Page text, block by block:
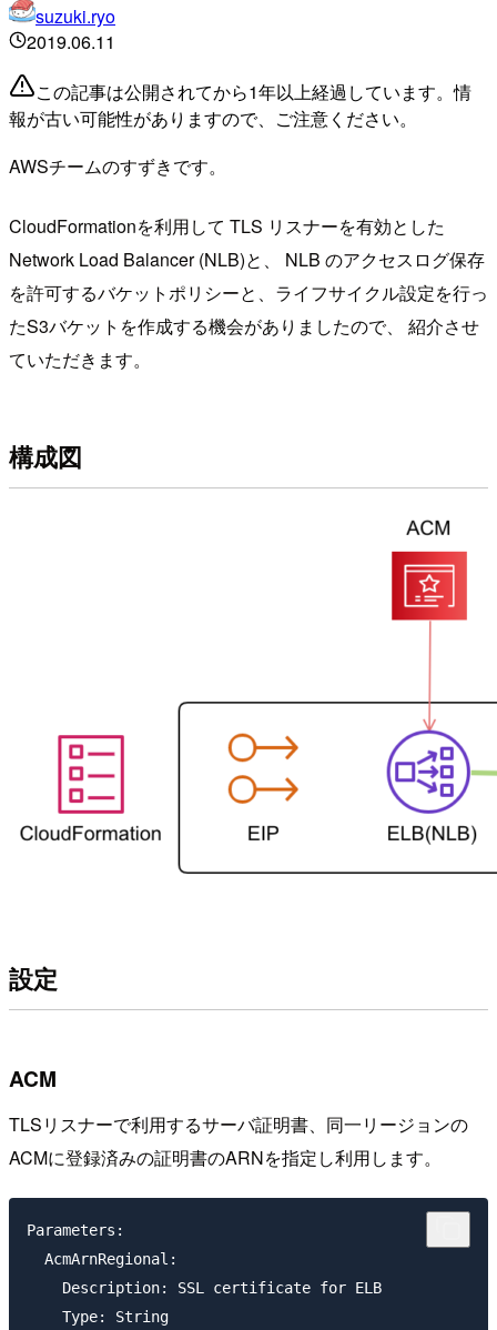
suzuki.ryo
2019.06.11
この記事は公開されてから1年以上経過しています。情
報が古い可能性がありますので、ご注意ください。
AWSチームのすずきです。
CloudFormationを利用して TLS リスナーを有効とした
Network Load Balancer (NLB)と、 NLB のアクセスログ保存
を許可するバケットポリシーと、ライフサイクル設定を行っ
たS3バケットを作成する機会がありましたので、 紹介させ
ていただきます。
構成図
設定
ACM
TLSリスナーで利用するサーバ証明書、同一リージョンの
ACMに登録済みの証明書のARNを指定し利用します。
Parameters:
  AcmArnRegional:
    Description: SSL certificate for ELB
    Type: String